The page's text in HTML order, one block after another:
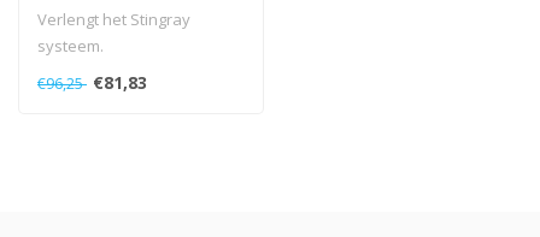
Verlengt het Stingray
systeem.
€96,25 €81,83